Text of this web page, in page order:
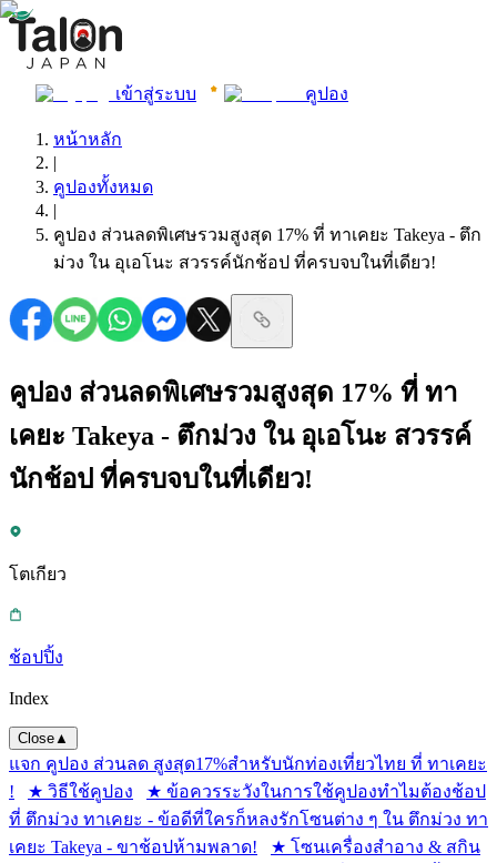
เข้าสู่ระบบ คูปอง
หน้าหลัก
|
คูปองทั้งหมด
|
คูปอง ส่วนลดพิเศษรวมสูงสุด 17% ที่ ทาเคยะ Takeya - ตึก
ม่วง ใน อุเอโนะ สวรรค์นักช้อป ที่ครบจบในที่เดียว!
คูปอง ส่วนลดพิเศษรวมสูงสุด 17% ที่ ทา
เคยะ Takeya - ตึกม่วง ใน อุเอโนะ สวรรค์
นักช้อป ที่ครบจบในที่เดียว!
โตเกียว
ช้อปปิ้ง
Index
Close ▲
แจก คูปอง ส่วนลด สูงสุด17%สำหรับนักท่องเที่ยวไทย ที่ ทาเคยะ
!
★ วิธีใช้คูปอง ★ ข้อควรระวังในการใช้คูปองทำไมต้องช้อป
ที่ ตึกม่วง ทาเคยะ - ข้อดีที่ใครก็หลงรักโซนต่าง ๆ ใน ตึกม่วง ทา
เคยะ Takeya - ขาช้อปห้ามพลาด!
★ โซนเครื่องสำอาง & สกิน